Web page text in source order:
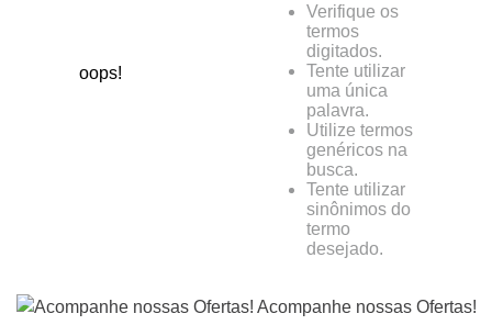
oops!
Verifique os
termos
digitados.
Tente utilizar
uma única
palavra.
Utilize termos
genéricos na
busca.
Tente utilizar
sinônimos do
termo
desejado.
Acompanhe nossas Ofertas!